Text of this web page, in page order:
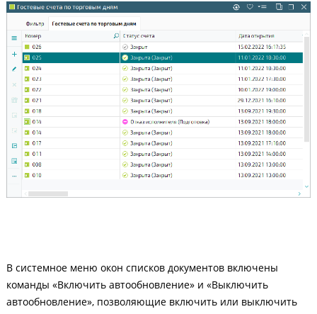
В системное меню окон списков документов включены
команды «Включить автообновление» и «Выключить
автообновление», позволяющие включить или выключить